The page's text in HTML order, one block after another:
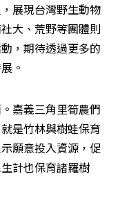
展現台灣野生動物
大、荒野等團體則
，期待透過更多的
。
嘉義三角里筍農們
是竹林與樹蛙保育
願意投入資源，促
計也保育諸羅樹